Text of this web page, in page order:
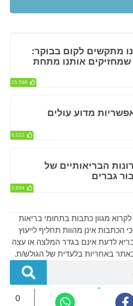
0
מגוון כתבות בתחומי בריאות
הכתבות אינן מהוות תחליף לייעוץ
בריא לדעת אינם בגדר המלצה או עצה
באתר באחריות בלעדית של הגולש/ת.
מתקשים לקום בבוקר:
שמחזיקים אותנו מתחת
15,568
אפשריות מדוע עולים
6,022
הבריאותיים של
גברים
3,834